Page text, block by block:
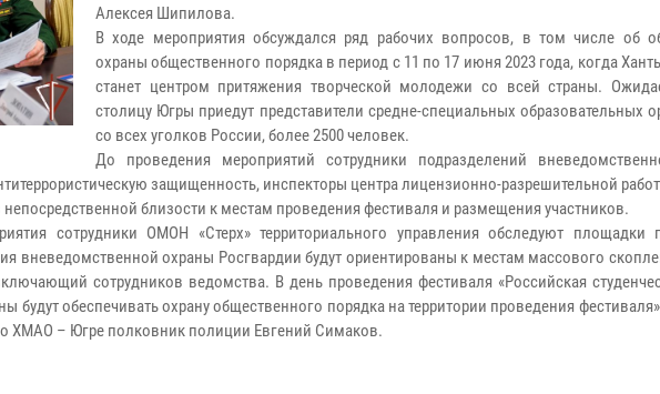
Алексея Шипилова.
В ходе мероприятия обсуждался ряд рабочих вопросов, в том числе об
охраны общественного порядка в период с 11 по 17 июня 2023 года, когда
станет центром притяжения творческой молодежи со всей страны.
столицу Югры приедут представители средне-специальных образовательных
со всех уголков России, более 2500 человек.
До проведения мероприятий сотрудники подразделений
защищенность, инспекторы центра лицензионно-разрешительной
близости к местам проведения фестиваля и размещения участников.
сотрудники ОМОН «Стерх» территориального управления обследуют площадки
вневедомственной охраны Росгвардии будут ориентированы к местам массового
сотрудников ведомства. В день проведения фестиваля «Российская
будут обеспечивать охрану общественного порядка на территории проведения
ХМАО – Югре полковник полиции Евгений Симаков.